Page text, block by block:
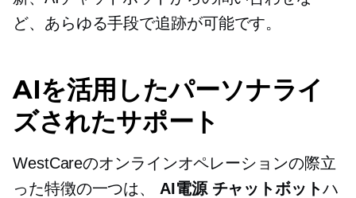
ど、あらゆる手段で追跡が可能です。
AIを活用したパーソナライ
ズされたサポート
WestCareのオンラインオペレーションの際立
った特徴の一つは、 AI電源チャットボットハ